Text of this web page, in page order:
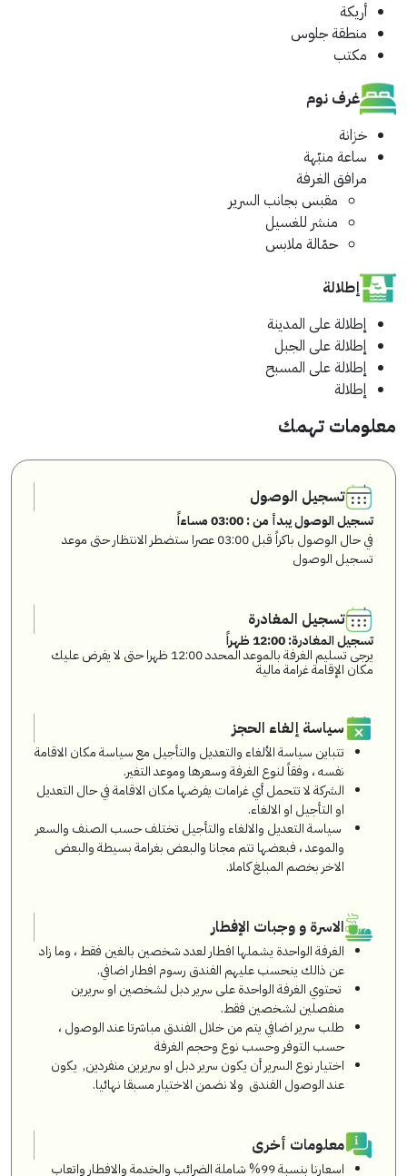
أريكة
منطقة جلوس
مكتب
غرف نوم
خزانة
ساعة منبّهة
مرافق الغرفة
مقبس بجانب السرير
منشر للغسيل
حمّالة ملابس
إطلالة
إطلالة على المدينة
إطلالة على الجبل
إطلالة على المسبح
إطلالة
معلومات تهمك
تسجيل الوصول
تسجيل الوصول يبدأ من : 03:00 مساءاً
في حال الوصول باكراً قبل 03:00 عصرا ستضطر الانتظار حتى موعد
تسجيل الوصول
تسجيل المغادرة
تسجيل المغادرة: 12:00 ظهراً
يرجى تسليم الغرفة بالموعد المحدد 12:00 ظهرا حتى لا يفرض عليك
مكان الإقامة غرامة مالية
سياسة إلغاء الحجز
تتباين سياسة الألغاء والتعديل والتأجيل مع سياسة مكان الاقامة
نفسه ، وفقاً لنوع الغرفة وسعرها وموعد التغير.
الشركة لا تتحمل أي غرامات يفرضها مكان الاقامة في حال التعديل
او التأجيل او الالغاء.
سياسة التعديل والالغاء والتأجيل تختلف حسب الصنف والسعر
والموعد ، فبعضها تتم مجانا والبعض بغرامة بسيطة والبعض
الاخر بخصم المبلغ كاملا.
الاسرة و وجبات الإفطار
الغرفة الواحدة يشملها افطار لعدد شخصين بالغين فقط ، وما زاد
عن ذالك ينحسب عليهم الفندق رسوم افطار اضافي.
تحتوي الغرفة الواحدة على سرير دبل لشخصين او سريرين
منفصلين لشخصين فقط.
طلب سرير اضافي يتم من خلال الفندق مباشرتا عند الوصول ،
حسب التوفر وحسب نوع وحجم الغرفة
اختيار نوع السرير أن يكون سرير دبل او سريرين منفردين, يكون
عند الوصول الفندق ولا نضمن الاختيار مسبقا نهائيا.
معلومات أخرى
اسعارنا بنسبة 99% شاملة الضرائب والخدمة والافطار واتعاب